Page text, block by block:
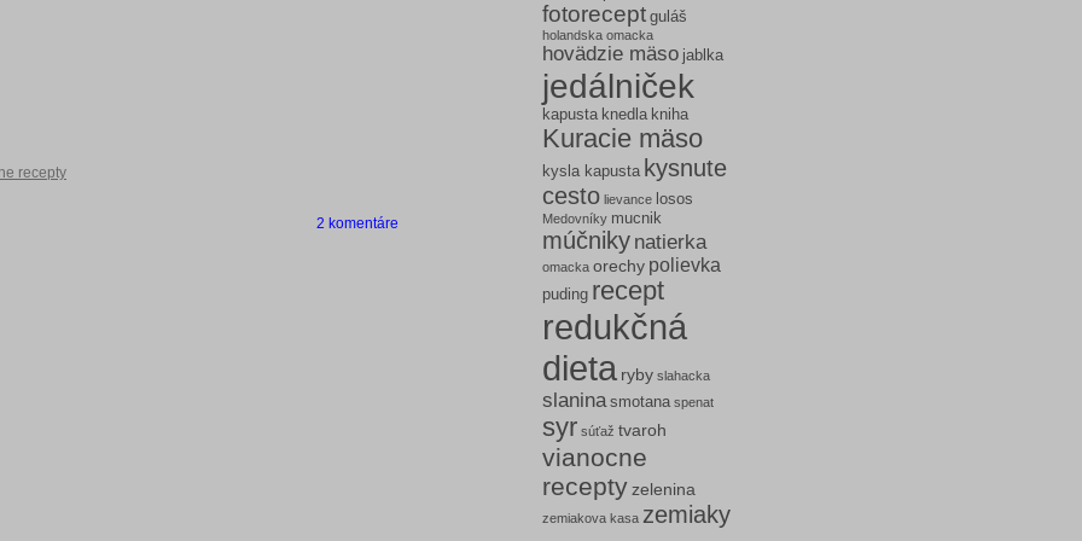
recepty
2 komentáre
fotorecept guláš
holandska omacka
hovädzie mäso jablka
jedálniček
kapusta knedla kniha
Kuracie mäso
kysla kapusta kysnute
cesto lievance losos
Medovníky mucnik
múčniky natierka
omacka orechy polievka
puding recept
redukčná
dieta ryby slahacka
slanina smotana spenat
syr súťaž tvaroh
vianocne
receptyzelenina
zemiakova kasa zemiaky